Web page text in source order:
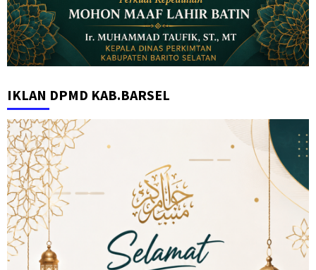
IKLAN DPMD KAB.BARSEL